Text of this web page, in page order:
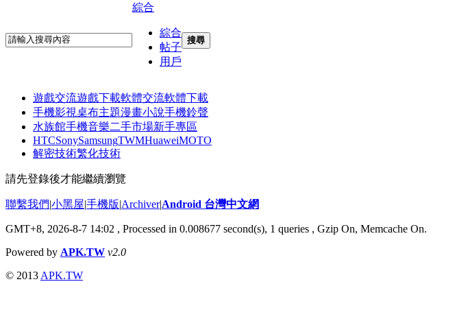
綜合
綜合
帖子
用戶
搜尋
遊戲交流遊戲下載軟體交流軟體下載
手機影視桌布主題漫畫小說手機鈴聲
水族館手機音樂二手市場新手專區
HTCSonySamsungTWMHuaweiMOTO
解密技術繁化技術
請先登錄後才能繼續瀏覽
聯繫我們|小黑屋|手機版|Archiver|Android 台灣中文網
GMT+8, 2026-8-7 14:02 , Processed in 0.008677 second(s), 1 queries , Gzip On, Memcache On.
Powered by APK.TW v2.0
© 2013 APK.TW